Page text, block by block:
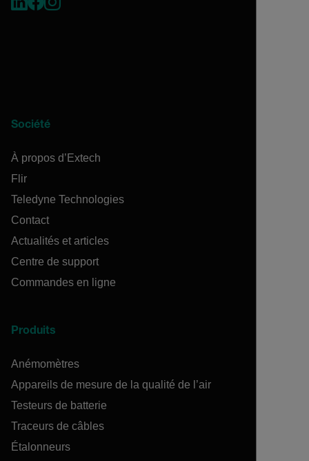
Société
À propos d’Extech
Flir
Teledyne Technologies
Contact
Actualités et articles
Centre de support
Commandes en ligne
Produits
Anémomètres
Appareils de mesure de la qualité de l’air
Testeurs de batterie
Traceurs de câbles
Étalonneurs